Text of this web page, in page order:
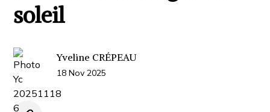
Nos articles
Nos pratiques
Nos actualités
soleil
Yveline CRÉPEAU
18 Nov 2025